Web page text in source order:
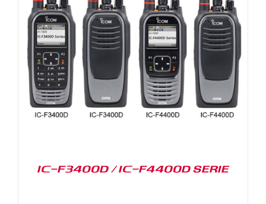
IC-F3400D / IC-F4400D SERIE